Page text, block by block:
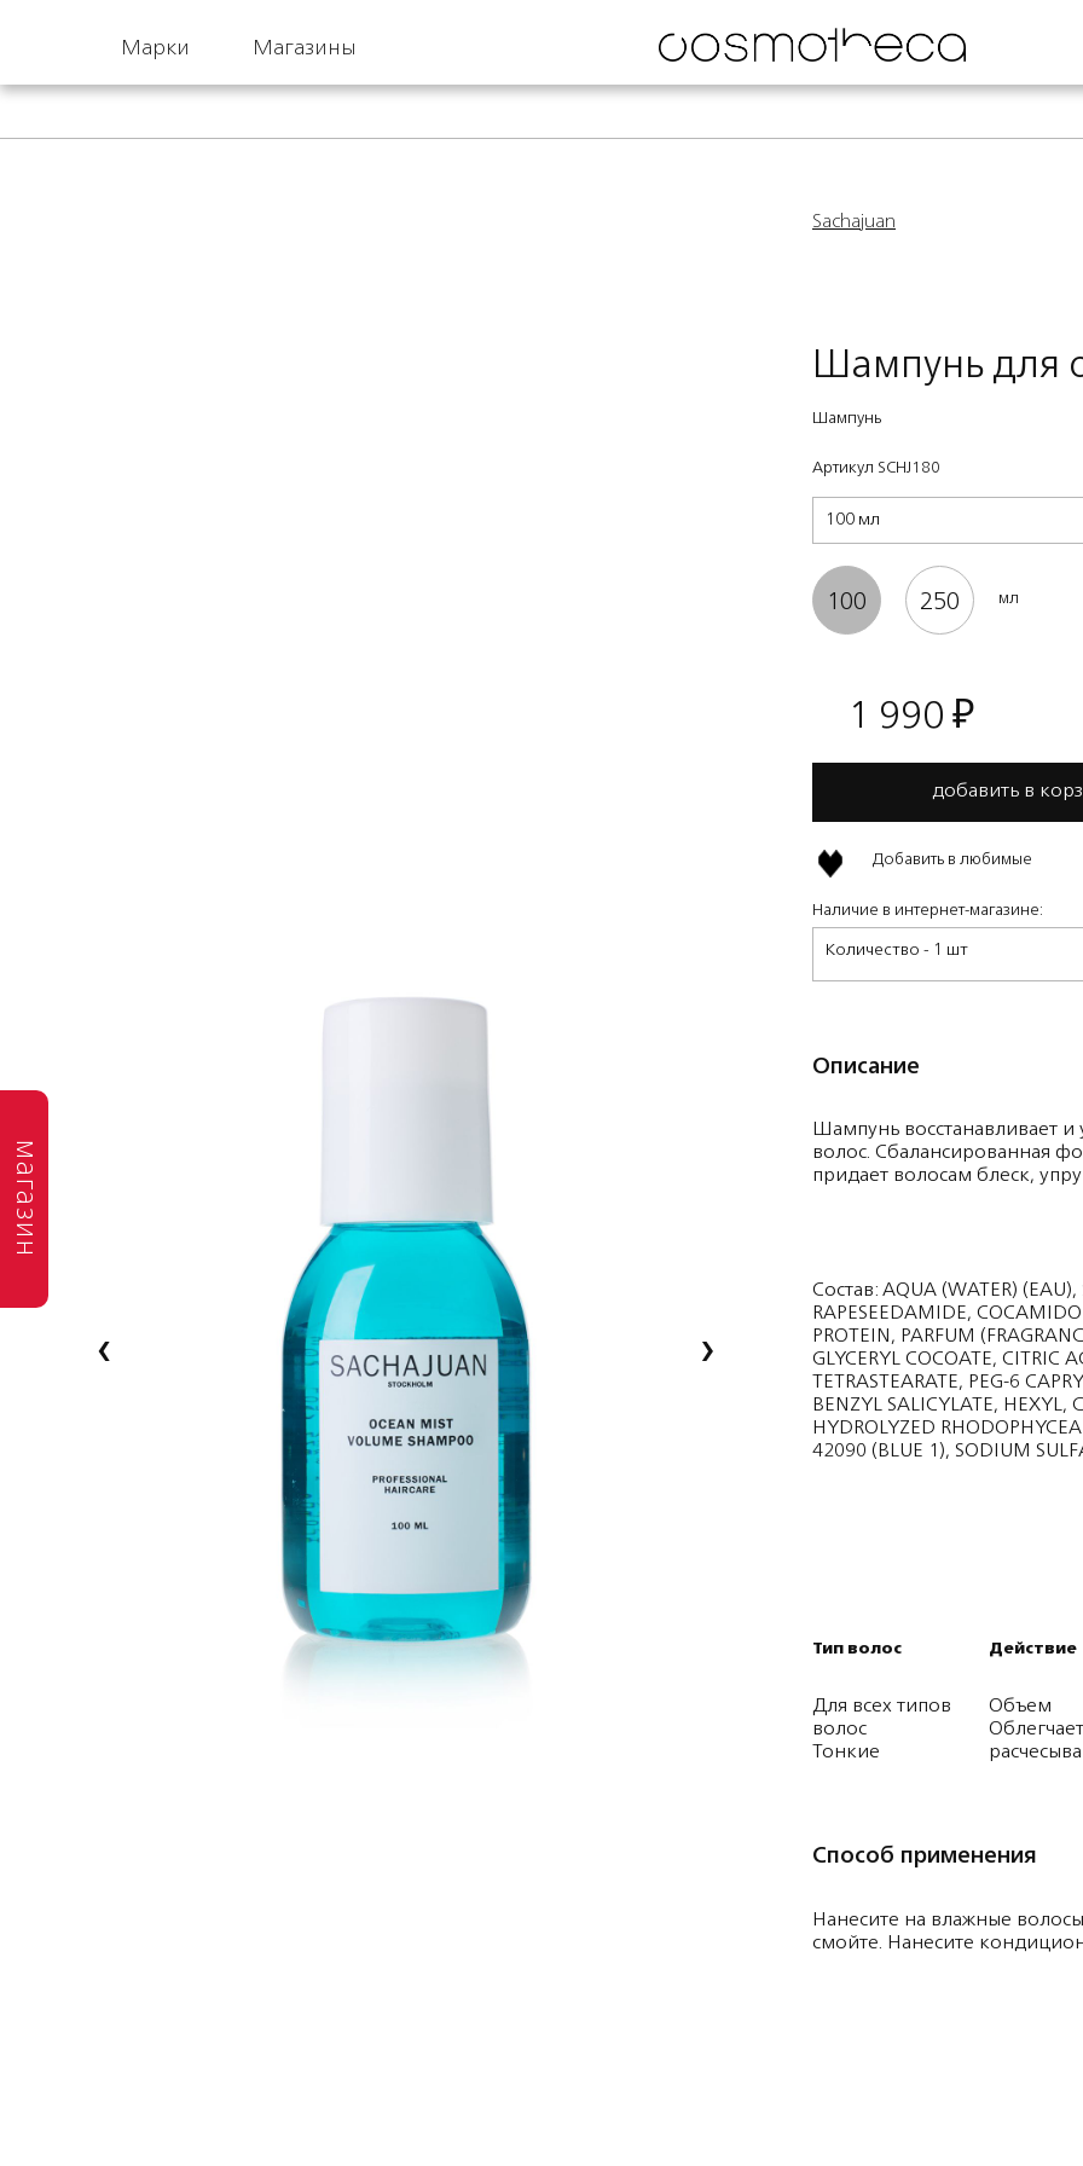
Марки Магазины
магазин
‹ ›
Sachajuan
Шампунь для
Шампунь
Артикул SCHJ180
100 мл
100 250 мл
1 990 ₽
добавить в
Добавить в любимые
Наличие в интернет-магазине:
Количество - 1 шт
Описание
Шампунь восстанавливает и
волос. Сбалансированная
придает волосам блеск,
Состав: AQUA (WATER) (EAU),
RAPESEEDAMIDE,
PROTEIN, PARFUM
GLYCERYL COCOATE, CITRIC
TETRASTEARATE, PEG-6
BENZYL SALICYLATE,
HYDROLYZED
42090 (BLUE 1), SODIUM
Тип волос
Для всех типов
волос
Тонкие
Действие
Объем
Облегчает
Способ применения
Нанесите на влажные
смойте. Нанесите